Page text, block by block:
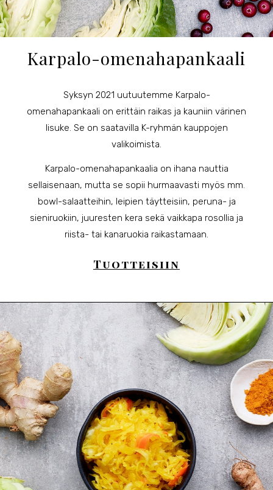
Karpalo-omenahapankaali
Syksyn 2021 uutuutemme Karpalo-
omenahapankaali on erittäin raikas ja kauniin värinen
lisuke. Se on saatavilla K-ryhmän kauppojen
valikoimista.
Karpalo-omenahapankaalia on ihana nauttia
sellaisenaan, mutta se sopii hurmaavasti myös mm.
bowl-salaatteihin, leipien täytteisiin, peruna- ja
sieniruokiin, juuresten kera sekä vaikkapa rosollia ja
riista- tai kanaruokia raikastamaan.
Tuotteisiin